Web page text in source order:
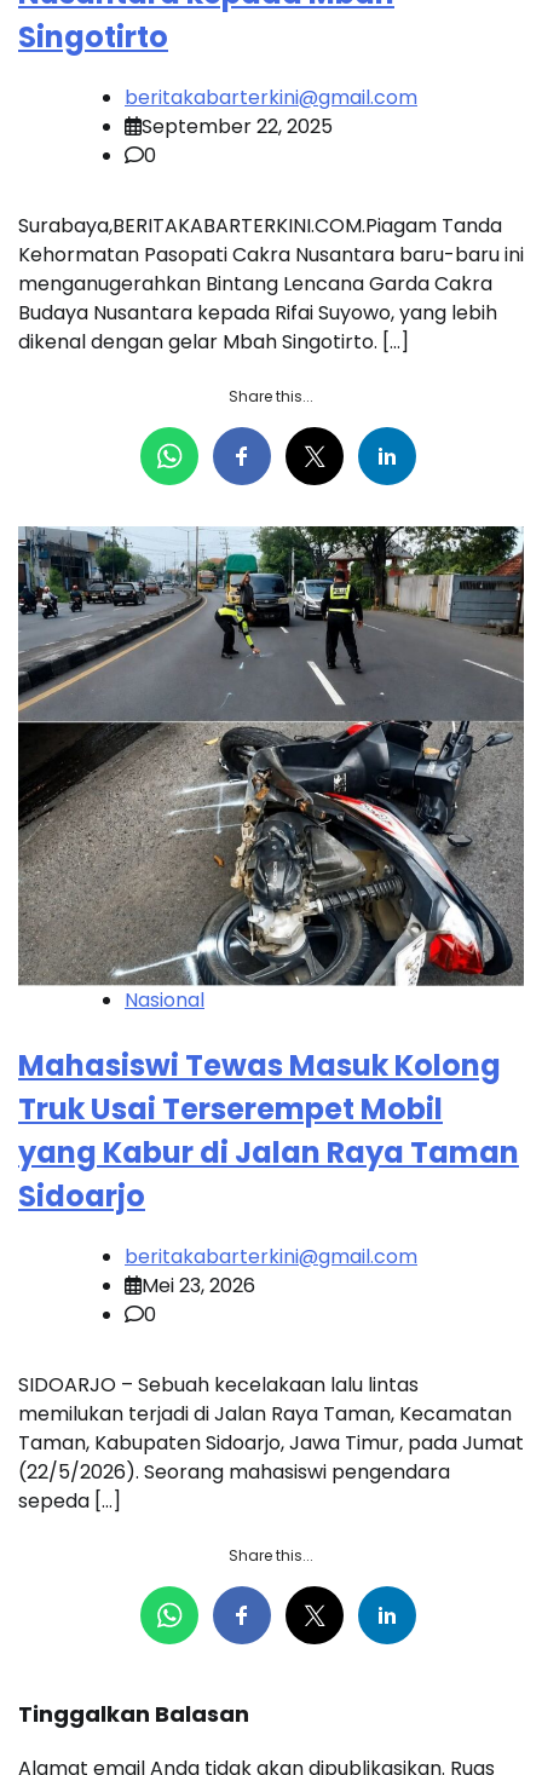
Singotirto
beritakabarterkini@gmail.com
September 22, 2025
0
Surabaya,BERITAKABARTERKINI.COM.Piagam Tanda
Kehormatan Pasopati Cakra Nusantara baru-baru ini
menganugerahkan Bintang Lencana Garda Cakra
Budaya Nusantara kepada Rifai Suyowo, yang lebih
dikenal dengan gelar Mbah Singotirto. […]
Share this...
Nasional
Mahasiswi Tewas Masuk Kolong
Truk Usai Terserempet Mobil
yang Kabur di Jalan Raya Taman
Sidoarjo
beritakabarterkini@gmail.com
Mei 23, 2026
0
SIDOARJO – Sebuah kecelakaan lalu lintas
memilukan terjadi di Jalan Raya Taman, Kecamatan
Taman, Kabupaten Sidoarjo, Jawa Timur, pada Jumat
(22/5/2026). Seorang mahasiswi pengendara
sepeda […]
Share this...
Tinggalkan Balasan
Alamat email Anda tidak akan dipublikasikan. Ruas